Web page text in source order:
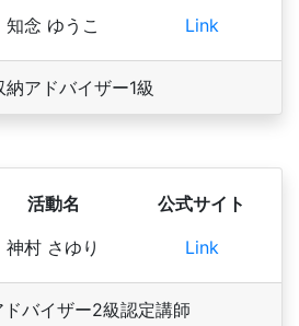
知念 ゆうこ
Link
納アドバイザー1級
活動名
神村 さゆり
公式サイト
Link
バイザー2級認定講師